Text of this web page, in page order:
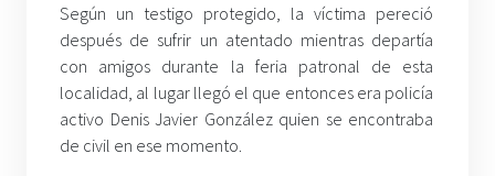
Según un testigo protegido, la víctima pereció
después de sufrir un atentado mientras departía
con amigos durante la feria patronal de esta
localidad, al lugar llegó el que entonces era policía
activo Denis Javier González quien se encontraba
de civil en ese momento.